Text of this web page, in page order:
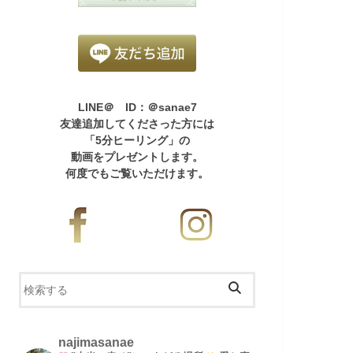
LINE＠ ID：＠sanae7
友達追加してくださった方には
「5分ヒーリング」の
動画をプレゼントします。
何度でもご覧いただけます。
najimasanae